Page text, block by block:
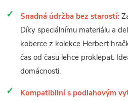
Snadná údržba bez starostí:
Díky speciálnímu materiálu a
koberce z kolekce Herbert
čas od času lehce proklepat.
domácnosti.
Kompatibilní s podlahovým